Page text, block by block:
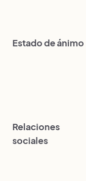
Estado de ánimo
Relaciones
sociales